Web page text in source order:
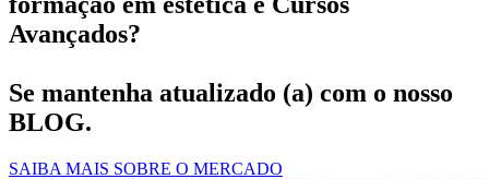
Avançados?
Se mantenha atualizado (a) com o nosso
BLOG.
SAIBA MAIS SOBRE O MERCADO